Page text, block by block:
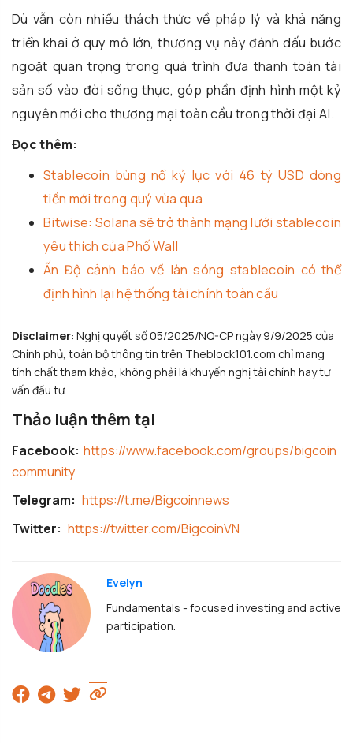
Dù vẫn còn nhiều thách thức về pháp lý và khả năng
triển khai ở quy mô lớn, thương vụ này đánh dấu bước
ngoặt quan trọng trong quá trình đưa thanh toán tài
sản số vào đời sống thực, góp phần định hình một kỷ
nguyên mới cho thương mại toàn cầu trong thời đại AI.
Đọc thêm:
Stablecoin bùng nổ kỷ lục với 46 tỷ USD dòng
tiền mới trong quý vừa qua
Bitwise: Solana sẽ trở thành mạng lưới stablecoin
yêu thích của Phố Wall
Ấn Độ cảnh báo về làn sóng stablecoin có thể
định hình lại hệ thống tài chính toàn cầu
Disclaimer: Nghị quyết số 05/2025/NQ-CP ngày 9/9/2025 của
Chính phủ, toàn bộ thông tin trên Theblock101.com chỉ mang
tính chất tham khảo, không phải là khuyến nghị tài chính hay tư
vấn đầu tư.
Thảo luận thêm tại
Facebook: https://www.facebook.com/groups/bigcoin
community
Telegram: https://t.me/Bigcoinnews
Twitter: https://twitter.com/BigcoinVN
Evelyn
Fundamentals - focused investing and active
participation.